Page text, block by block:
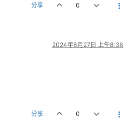
分享 0
2024年8月27日 上午8:36
分享 0